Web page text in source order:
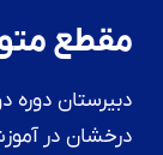
مقطع
درخشان در